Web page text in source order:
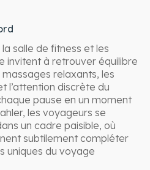
salle de fitness et les
invitent à retrouver équilibre
relaxants, les
l’attention discrète du
pause en un moment
les voyageurs se
un cadre paisible, où
subtilement compléter
uniques du voyage